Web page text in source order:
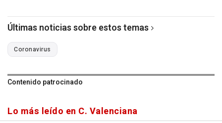
Últimas noticias sobre estos temas
Coronavirus
Contenido patrocinado
Lo más leído en C. Valenciana